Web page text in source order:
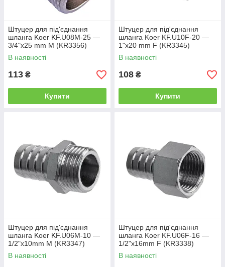
Штуцер для під'єднання
шланга Koer KF.U08M-25 —
3/4"x25 mm M (KR3356)
В наявності
113 ₴
Купити
Штуцер для під'єднання
шланга Koer KF.U10F-20 —
1"x20 mm F (KR3345)
В наявності
108 ₴
Купити
Штуцер для під'єднання
шланга Koer KF.U06M-10 —
1/2"x10mm M (KR3347)
В наявності
Штуцер для під'єднання
шланга Koer KF.U06F-16 —
1/2"x16mm F (KR3338)
В наявності